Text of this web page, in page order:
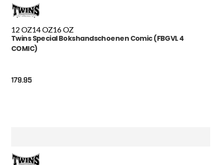
12 OZ14 OZ16 OZ
Twins Special Bokshandschoenen Comic (FBGVL 4
COMIC)
179.95